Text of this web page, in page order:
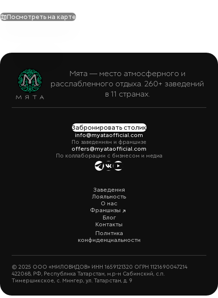
Посмотреть на карте
Мята — место атмосферного и
расслабленного отдыха. 260+ заведений
в 11 странах.
Забронировать столик
info@myataofficial.com
По заведениям и франшизе
offers@myataofficial.com
По коллаборации с бизнесом и медиа
Заведения
Лояльность
О нас
Франшизы
Блог
Контакты
Политика
конфиденциальности
© 2025 ООО «МИЛОВИДОВ» ИНН 1659121320 ОГРН 1121690047214
422068, РФ, Республика Татарстан, м.р-н Сабинский, с.п.
Тимершикское, с. Мингер, ул. Татарстан, д. 9